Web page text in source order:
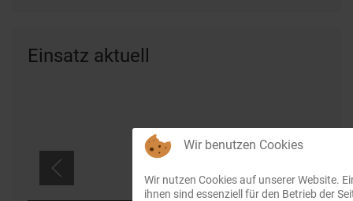
Einsatz aktuell
Wir benutzen Cookies
Wir nutzen Cookies auf unserer Website.
ihnen sind essenziell für den Betrieb der